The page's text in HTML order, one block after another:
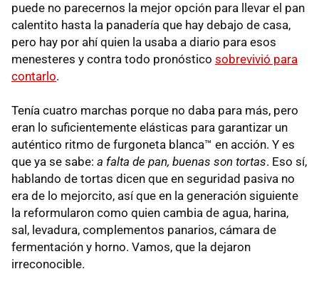
puede no parecernos la mejor opción para llevar el pan
calentito hasta la panadería que hay debajo de casa,
pero hay por ahí quien la usaba a diario para esos
menesteres y contra todo pronóstico sobrevivió para
contarlo.
Tenía cuatro marchas porque no daba para más, pero
eran lo suficientemente elásticas para garantizar un
auténtico ritmo de furgoneta blanca™ en acción. Y es
que ya se sabe: a falta de pan, buenas son tortas. Eso sí,
hablando de tortas dicen que en seguridad pasiva no
era de lo mejorcito, así que en la generación siguiente
la reformularon como quien cambia de agua, harina,
sal, levadura, complementos panarios, cámara de
fermentación y horno. Vamos, que la dejaron
irreconocible.